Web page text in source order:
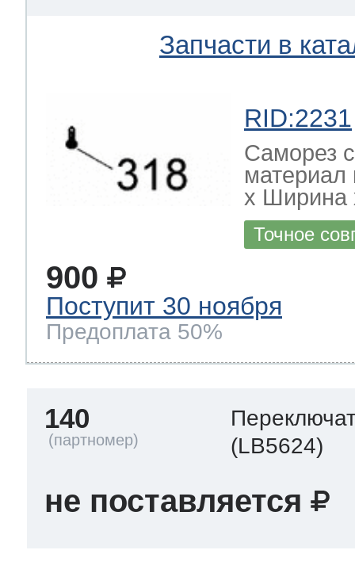
Запчасти в
RID:2231
Саморез
х Ширина
Точное
900
Поступит 30 ноября
Предоплата 50%
140
(LB5624)
не поставляется